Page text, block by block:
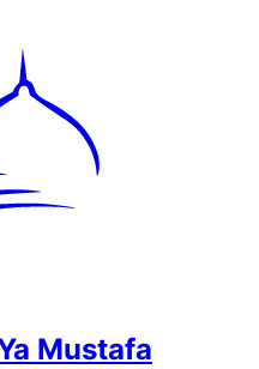
Mustafa